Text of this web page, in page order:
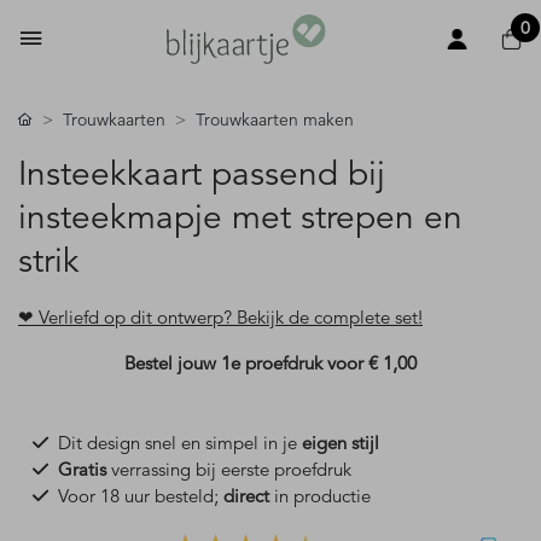
0
Trouwkaarten Trouwkaarten maken
Insteekkaart passend bij
insteekmapje met strepen en
strik
❤ Verliefd op dit ontwerp? Bekijk de complete set!
Bestel jouw 1e proefdruk voor€ 1,00
Dit design snel en simpel in je eigen stijl
Gratisverrassing bij eerste proefdruk
Voor 18 uur besteld; directin productie